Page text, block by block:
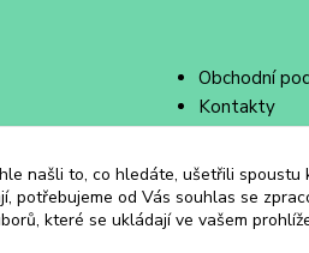
Obchodní
Kontakty
našli to, co hledáte, ušetřili spoustu
potřebujeme od Vás souhlas se
které se ukládají ve vašem